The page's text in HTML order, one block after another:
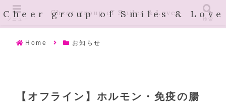
Cheer group of Smiles & Love
Home お知らせ
【オフライン】ホルモン・免疫の腸
メニュー
Cheer group of Smiles & Love
検索